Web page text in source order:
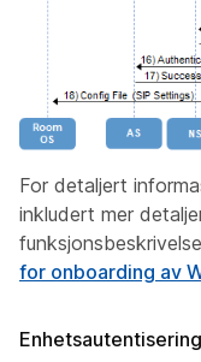
For detaljert
inkludert mer
for onboarding av